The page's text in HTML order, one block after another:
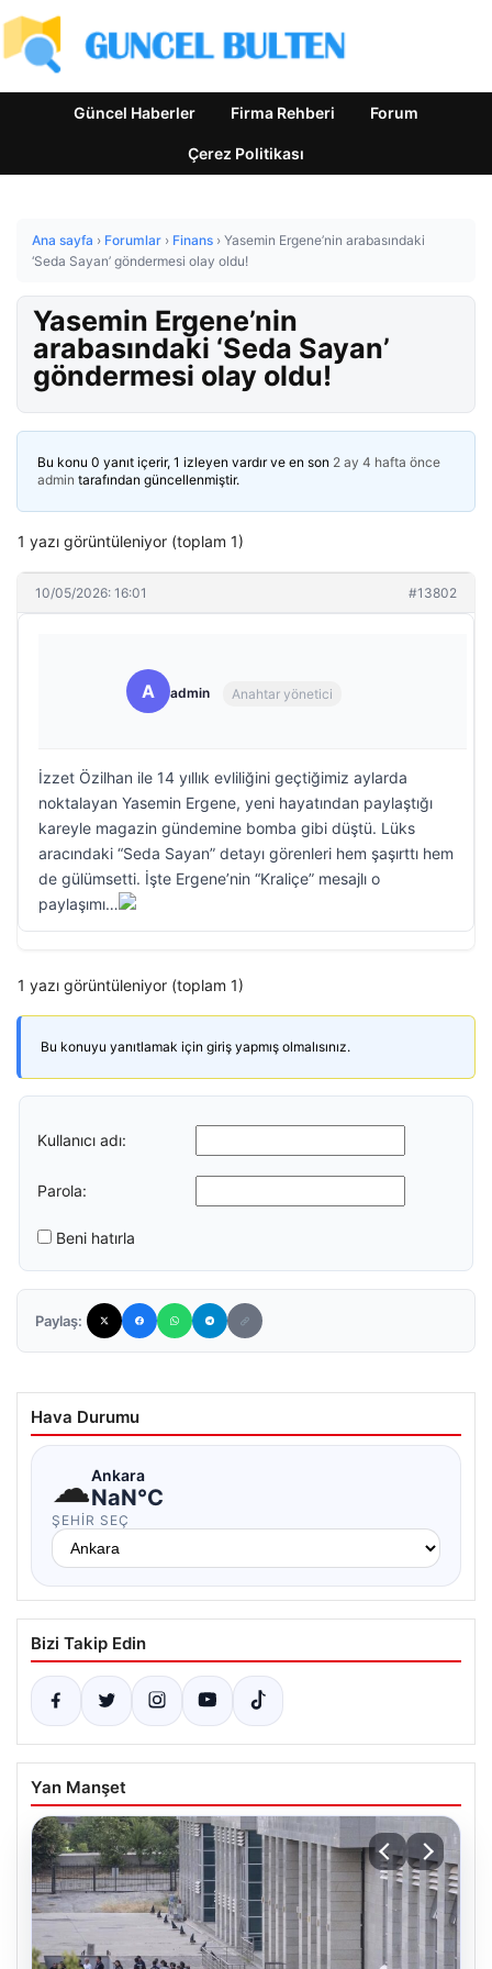
Güncel Haberler Firma Rehberi Forum
Çerez Politikası
Ana sayfa › Forumlar › Finans › Yasemin Ergene’nin arabasındaki
‘Seda Sayan’ göndermesi olay oldu!
Yasemin Ergene’nin
arabasındaki ‘Seda Sayan’
göndermesi olay oldu!
Bu konu 0 yanıt içerir, 1 izleyen vardır ve en son 2 ay 4 hafta önce
admin tarafından güncellenmiştir.
1 yazı görüntüleniyor (toplam 1)
10/05/2026: 16:01 #13802
A admin Anahtar yönetici
İzzet Özilhan ile 14 yıllık evliliğini geçtiğimiz aylarda
noktalayan Yasemin Ergene, yeni hayatından paylaştığı
kareyle magazin gündemine bomba gibi düştü. Lüks
aracındaki “Seda Sayan” detayı görenleri hem şaşırttı hem
de gülümsetti. İşte Ergene’nin “Kraliçe” mesajlı o
paylaşımı…
1 yazı görüntüleniyor (toplam 1)
Bu konuyu yanıtlamak için giriş yapmış olmalısınız.
Kullanıcı adı:
Parola:
Beni hatırla
Paylaş:
Hava Durumu
☁Ankara
NaN°C
ŞEHIR SEÇ
Bizi Takip Edin
Yan Manşet